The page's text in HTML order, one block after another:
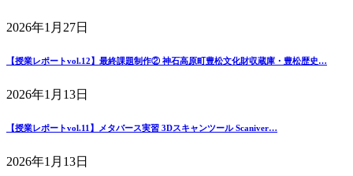
2026年1月27日
【授業レポートvol.12】最終課題制作② 神石高原町豊松文化財収蔵庫・豊松歴史…
2026年1月13日
【授業レポートvol.11】メタバース実習 3Dスキャンツール Scaniver…
2026年1月13日